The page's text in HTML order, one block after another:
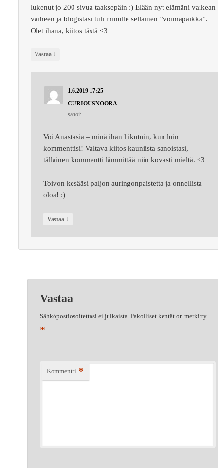
lukenut jo 200 sivua taaksepäin :) Elään nyt elämäni vaikean
vaiheen ja blogistasi tuli minulle sellainen ”voimapaikka”.
Olet ihana, kiitos tästä <3
Vastaa ↓
1.6.2019 17:25
CURIOUSNOORA
sanoi:
Voi Anastasia – minä ihan liikutuin, kun luin
kommenttisi! Valtava kiitos kauniista sanoistasi,
tällainen kommentti lämmittää niin kovasti mieltä. <3
Toivon kesääsi paljon auringonpaistetta ja onnellista
oloa! :)
Vastaa ↓
Vastaa
Sähköpostiosoitettasi ei julkaista. Pakolliset kentät on merkitty
*
Kommentti *